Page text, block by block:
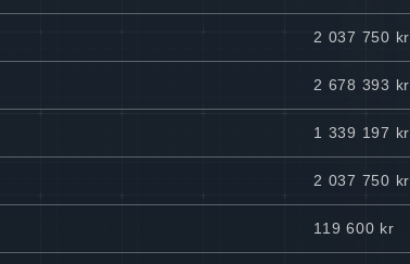
2 037 750 kr
2 678 393 kr
1 339 197 kr
2 037 750 kr
119 600 kr